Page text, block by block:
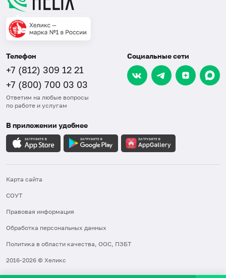
Телефон
+7 (812) 309 12 21
+7 (800) 700 03 03
Ответим на любые вопросы
по работе и услугам
Социальные сети
В приложении удобнее
Карта сайта
СОУТ
Правовая информация
Обработка персональных данных
Политика в области качества, ООС, ПЗБТ
2016-2026 © Хеликс